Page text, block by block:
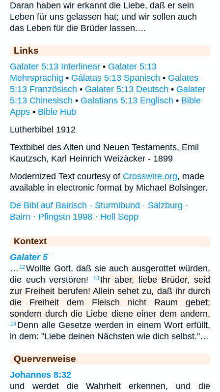
Daran haben wir erkannt die Liebe, daß er sein
Leben für uns gelassen hat; und wir sollen auch
das Leben für die Brüder lassen.…
Links
Galater 5:13 Interlinear • Galater 5:13
Mehrsprachig • Gálatas 5:13 Spanisch • Galates
5:13 Französisch • Galater 5:13 Deutsch • Galater
5:13 Chinesisch • Galatians 5:13 Englisch • Bible
Apps • Bible Hub
Lutherbibel 1912
Textbibel des Alten und Neuen Testaments, Emil
Kautzsch, Karl Heinrich Weizäcker - 1899
Modernized Text courtesy of Crosswire.org, made
available in electronic format by Michael Bolsinger.
De Bibl auf Bairisch · Sturmibund · Salzburg ·
Bairn · Pfingstn 1998 · Hell Sepp
Kontext
Galater 5
… 12Wollte Gott, daß sie auch ausgerottet würden,
die euch verstören!
13 Ihr aber, liebe Brüder, seid
zur Freiheit berufen! Allein sehet zu, daß ihr durch
die Freiheit dem Fleisch nicht Raum gebet;
sondern durch die Liebe diene einer dem andern.
14 Denn alle Gesetze werden in einem Wort erfüllt,
in dem: "Liebe deinen Nächsten wie dich selbst."…
Querverweise
Johannes 8:32
und werdet die Wahrheit erkennen, und die